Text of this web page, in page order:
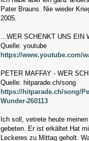
Pater Brauns. Nie wieder
2005.
...WER SCHENKT UNS EIN
Quelle: youtube
https://www.youtube.com/
PETER MAFFAY - WER
Quelle: hitparade.ch/song
https://hitparade.ch/song/
Wunder-260113
Ich soll, vetrete heute
gebeten. Er ist erkältet.Hat
Leckeres zu Mittag geholt.